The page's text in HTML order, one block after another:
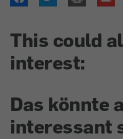
This could
interest:
Das könnte
interessant